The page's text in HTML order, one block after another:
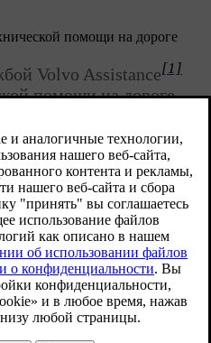
помощи на дороге
Volvo Assistance[1]
помощи на дороге,
если у вас
проблемы на дороге,
не заведется,
шину.